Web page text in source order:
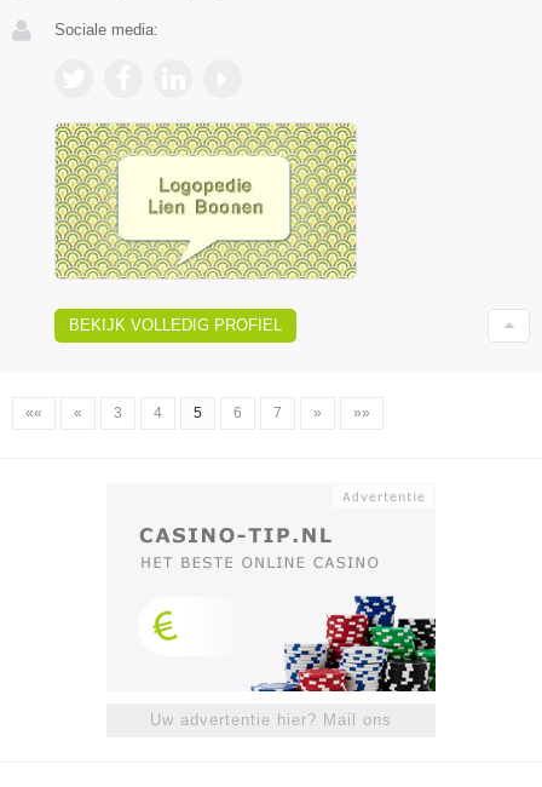
Sociale media:
BEKIJK VOLLEDIG PROFIEL
«« « 3 4 5 6 7 » »»
Uw advertentie hier? Mail ons